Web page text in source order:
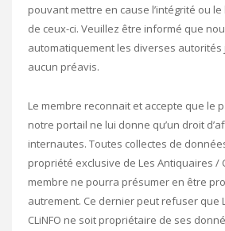
pouvant mettre en cause l’intégrité ou
de ceux-ci. Veuillez être informé que
automatiquement les diverses autorités
aucun préavis.
Le membre reconnait et accepte que le
notre portail ne lui donne qu’un droit
internautes. Toutes collectes de
propriété exclusive de Les Antiquaires /
membre ne pourra présumer en être
autrement. Ce dernier peut refuser que
CLiNFO ne soit propriétaire de ses